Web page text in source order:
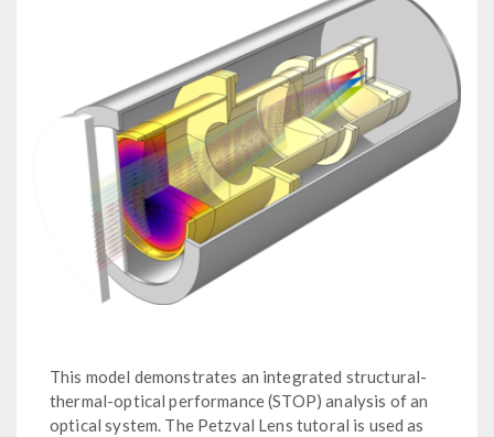
This model demonstrates an integrated structural-
thermal-optical performance (STOP) analysis of an
optical system. The Petzval Lens tutoral is used as